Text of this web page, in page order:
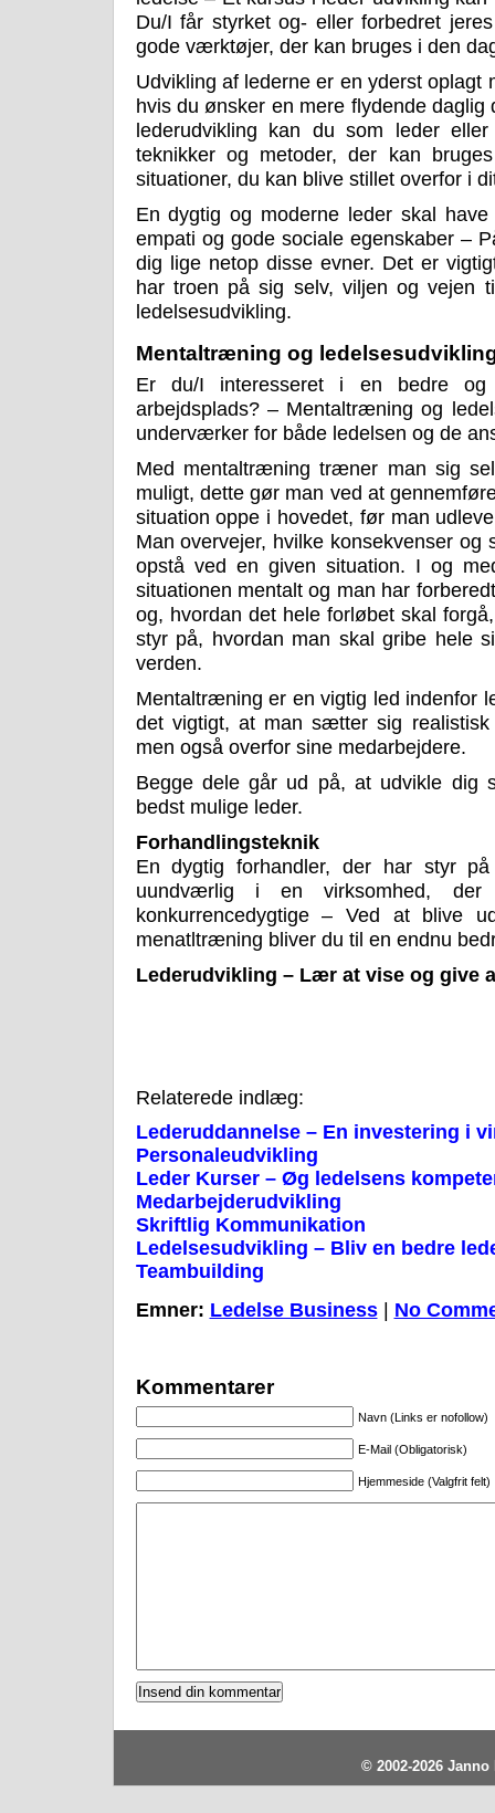
Du/I får styrket og- eller forbedret
gode værktøjer, der kan bruges i den
Udvikling af lederne er en yderst oplagt
hvis du ønsker en mere flydende
lederudvikling kan du som leder
teknikker og metoder, der kan
situationer, du kan blive stillet overfor i
En dygtig og moderne leder skal have
empati og gode sociale egenskaber –
dig lige netop disse evner. Det er
har troen på sig selv, viljen og vejen
ledelsesudvikling.
Mentaltræning og
Er du/I interesseret i en bedre og
arbejdsplads? – Mentaltræning og
underværker for både ledelsen og de
Med mentaltræning træner man sig
muligt, dette gør man ved at
situation oppe i hovedet, før man
Man overvejer, hvilke konsekvenser og
opstå ved en given situation. I og
situationen mentalt og man har
og, hvordan det hele forløbet skal
styr på, hvordan man skal gribe hele
verden.
Mentaltræning er en vigtig led indenfor
det vigtigt, at man sætter sig
men også overfor sine medarbejdere.
Begge dele går ud på, at udvikle dig
bedst mulige leder.
Forhandlingsteknik
En dygtig forhandler, der har styr
uundværlig i en virksomhed,
konkurrencedygtige – Ved at blive
menatltræning bliver du til en endnu
Lederudvikling – Lær at vise og give
Relaterede indlæg:
Lederuddannelse – En investering i
Personaleudvikling
Leder Kurser – Øg ledelsens
Medarbejderudvikling
Skriftlig Kommunikation
Ledelsesudvikling – Bliv en bedre
Teambuilding
Emner: Ledelse Business| No
Kommentarer
Navn (Links er nofollow)
E-Mail (Obligatorisk)
Hjemmeside (Valgfrit felt)
© 2002-2026 Janno